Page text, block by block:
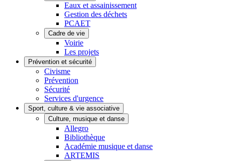
Eaux et assainissement
Gestion des déchets
PCAET
Cadre de vie
Voirie
Les projets
Prévention et sécurité
Civisme
Prévention
Sécurité
Services d'urgence
Sport, culture & vie associative
Culture, musique et danse
Allegro
Bibliothèque
Académie musique et danse
ARTEMIS